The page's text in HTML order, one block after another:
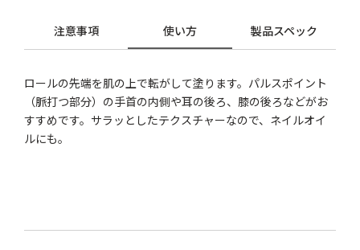
注意事項 使い方 製品スペック
ロールの先端を肌の上で転がして塗ります。パルスポイント
（脈打つ部分）の手首の内側や耳の後ろ、膝の後ろなどがお
すすめです。サラッとしたテクスチャーなので、ネイルオイ
ルにも。